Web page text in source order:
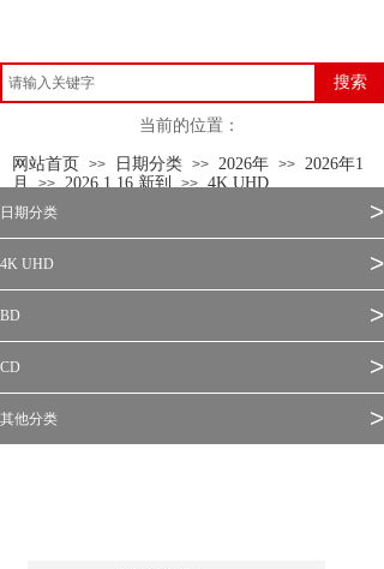
搜索
当前的位置：
网站首页 >> 日期分类 >> 2026年 >> 2026年1
月 >> 2026.1.16 新到 >> 4K UHD
日期分类 >
4K UHD >
BD >
CD >
其他分类 >